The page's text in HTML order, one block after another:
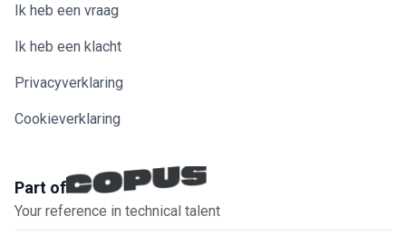
Ik heb een vraag
Ik heb een klacht
Privacyverklaring
Cookieverklaring
Part of
Your reference in technical talent